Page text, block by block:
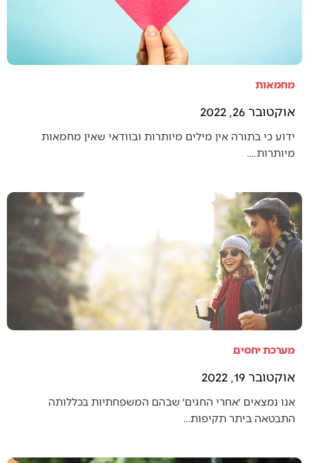
מחמאות
אוקטובר 26, 2022
ידוע כי בתורה אין מילים מיותרות ובוודאי שאין מחמאות
מיותרות.…
מערכת יחסים
אוקטובר 19, 2022
אנו נמצאים ׳אחרי החגים׳ שבהם המשפחתיות בכללותה
התבטאה ביתר תקיפות…